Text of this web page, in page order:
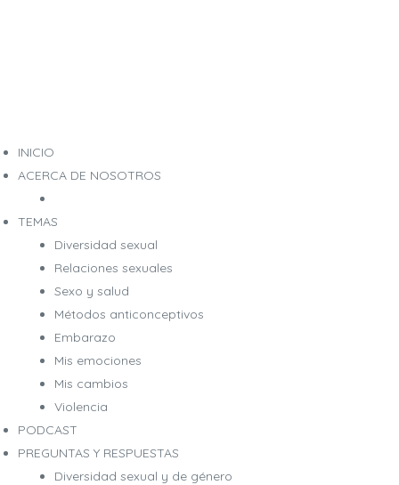
INICIO
ACERCA DE NOSOTROS
TEMAS
Diversidad sexual
Relaciones sexuales
Sexo y salud
Métodos anticonceptivos
Embarazo
Mis emociones
Mis cambios
Violencia
PODCAST
PREGUNTAS Y RESPUESTAS
Diversidad sexual y de género